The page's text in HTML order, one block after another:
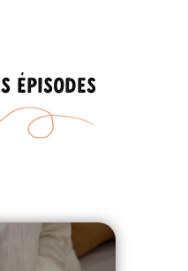
épisodes